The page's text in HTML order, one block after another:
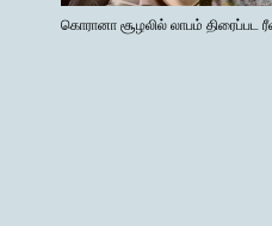
கொரானா சூழலில் லாபம் திரைப்பட